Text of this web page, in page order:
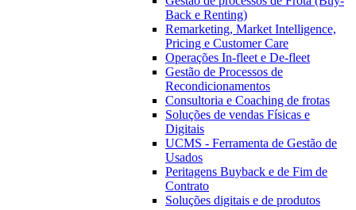
Back e Renting)
Remarketing, Market Intelligence,
Pricing e Customer Care
Operações In-fleet e De-fleet
Gestão de Processos de
Recondicionamentos
Consultoria e Coaching de frotas
Soluções de vendas Físicas e
Digitais
UCMS - Ferramenta de Gestão de
Usados
Peritagens Buyback e de Fim de
Contrato
Soluções digitais e de produtos